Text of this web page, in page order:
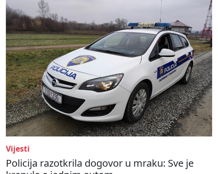
Vijesti
Policija razotkrila dogovor u mraku: Sve je